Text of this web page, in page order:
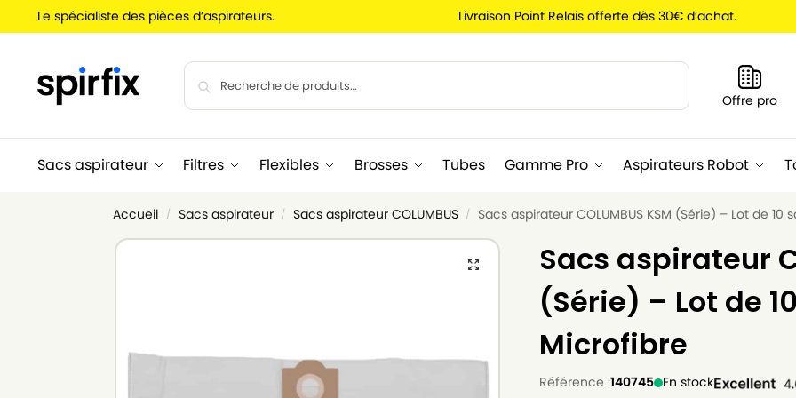
Le spécialiste des pièces d’aspirateurs. Livraison Point Relais offerte dès 30€ d’achat.
Offre pro
Sacs aspirateur Filtres Flexibles Brosses Tubes Gamme Pro Aspirateurs Robot
Accueil / Sacs aspirateur / Sacs aspirateur COLUMBUS / Sacs aspirateur COLUMBUS KSM (Série) – Lot de 10
Sacs aspirateur
(Série) – Lot de
Microfibre
Référence :140745 En stock